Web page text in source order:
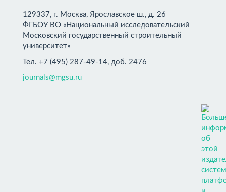
129337, г. Москва, Ярославское ш., д. 26
ФГБОУ ВО «Национальный исследовательский
Московский государственный строительный
университет»
Тел. +7 (495) 287-49-14, доб. 2476
journals@mgsu.ru